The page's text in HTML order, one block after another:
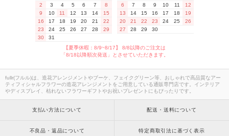
2
3 4 5 6 7
8
9
10 11 12 13 14
15
16
17 18 19 20 21
22
23
24 25 26 27 28
29
30
31
6
7 8 9 10 11
12
13
14 15 16 17 18
19
20
21 22 23 24 25
26
27
28 29 30
【夏季休暇：8/9~8/17】 8/8以降のご注文は
「8/18以降順次発送」とさせていただきます。
fullr(フルル)は、造花アレンジメントやブーケ、フェイクグリーン等、おしゃれで高品質なアー
ティフィシャルフラワーの造花アレンジメントをご用意している通販専門店です。インテリア
やディスプレイ、枯れないフラワーギフトやお祝いプレゼントにもぴったりです。
支払い方法について 配送・送料について
不良品・返品について 特定商取引法に基づく表示